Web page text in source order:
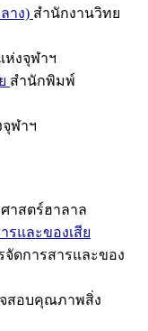
าง) สำนักงานวิทย
งจุฬาฯ
สำนักพิมพ์
ฬาฯ
าสตร์ฮาลาล
รและของเสีย
จัดการสารและของ
สอบคุณภาพสิ่ง